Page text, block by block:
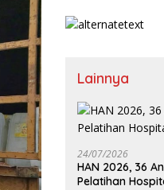
Lainnya
24/07/2026
HAN 2026, 36
Pelatihan